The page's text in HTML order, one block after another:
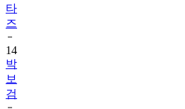
타
즈
14
박
보
검